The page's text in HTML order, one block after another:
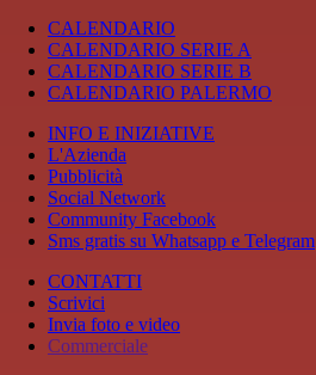
CALENDARIO
CALENDARIO SERIE A
CALENDARIO SERIE B
CALENDARIO PALERMO
INFO E INIZIATIVE
L'Azienda
Pubblicità
Social Network
Community Facebook
Sms gratis su Whatsapp e Telegram
CONTATTI
Scrivici
Invia foto e video
Commerciale